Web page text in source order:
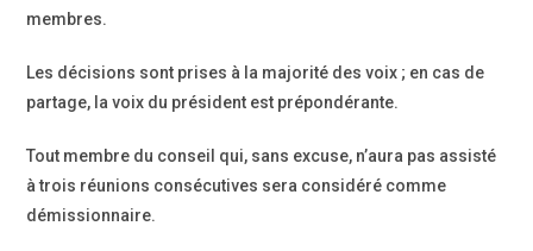
membres.
Les décisions sont prises à la majorité des voix ; en cas de
partage, la voix du président est prépondérante.
Tout membre du conseil qui, sans excuse, n’aura pas assisté
à trois réunions consécutives sera considéré comme
démissionnaire.